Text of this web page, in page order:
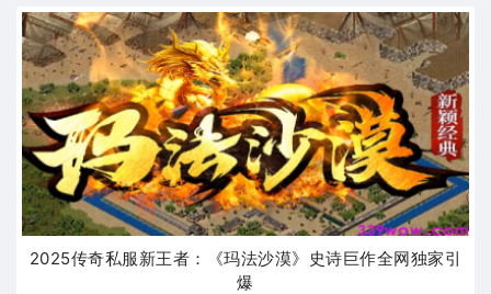
2025传奇私服新王者：《玛法沙漠》史诗巨作全网独家引
爆